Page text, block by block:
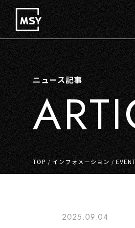
ニュース記事
TOP / インフォメーション / EVENT
2025.09.04